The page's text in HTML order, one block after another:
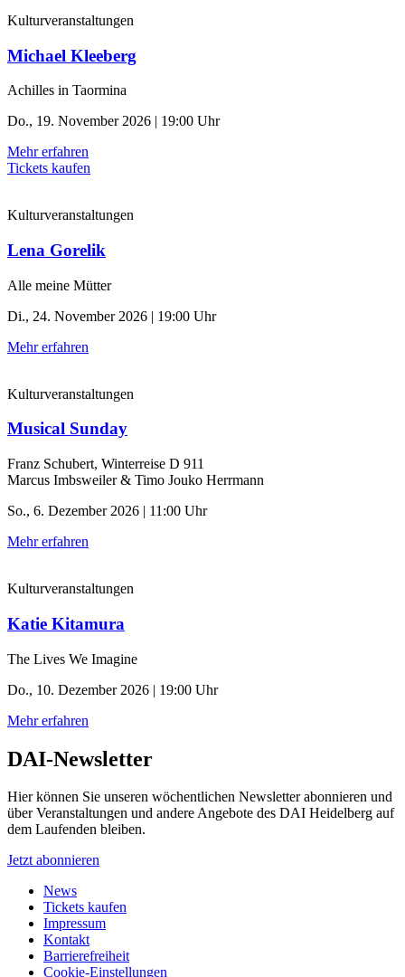
Kulturveranstaltungen
Michael Kleeberg
Achilles in Taormina
Do., 19. November 2026 | 19:00 Uhr
Mehr erfahren
Tickets kaufen
Kulturveranstaltungen
Lena Gorelik
Alle meine Mütter
Di., 24. November 2026 | 19:00 Uhr
Mehr erfahren
Kulturveranstaltungen
Musical Sunday
Franz Schubert, Winterreise D 911
Marcus Imbsweiler & Timo Jouko Herrmann
So., 6. Dezember 2026 | 11:00 Uhr
Mehr erfahren
Kulturveranstaltungen
Katie Kitamura
The Lives We Imagine
Do., 10. Dezember 2026 | 19:00 Uhr
Mehr erfahren
DAI-Newsletter
Hier können Sie unseren wöchentlichen Newsletter abonnieren und
über Veranstaltungen und andere Angebote des DAI Heidelberg auf
dem Laufenden bleiben.
Jetzt abonnieren
News
Tickets kaufen
Impressum
Kontakt
Barrierefreiheit
Cookie-Einstellungen